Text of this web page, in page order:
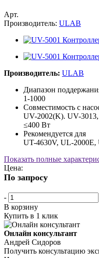
Арт.
Производитель: ULAB
Производитель: ULAB
Диапазон
1-1000
Совместимость с
UV-2002(K). UV-
≤400 Вт
Рекомендуется для
UT-4630V, UL-
Показать полные
Цена:
По запросу
-
В корзину
Купить в 1 клик
Онлайн консультант
Андрей Сидоров
Получить консультацию